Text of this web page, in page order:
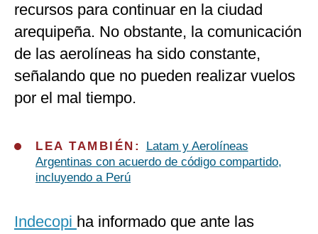
recursos para continuar en la ciudad
arequipeña. No obstante, la comunicación
de las aerolíneas ha sido constante,
señalando que no pueden realizar vuelos
por el mal tiempo.
LEA TAMBIÉN:
Latam y Aerolíneas
Argentinas con acuerdo de código compartido,
incluyendo a Perú
Indecopi ha informado que ante las